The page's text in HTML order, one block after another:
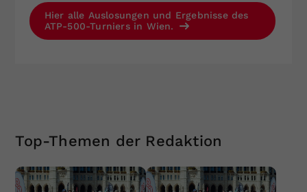
Hier alle Auslosungen und Ergebnisse des
ATP-500-Turniers in Wien.
Top-Themen der Redaktion